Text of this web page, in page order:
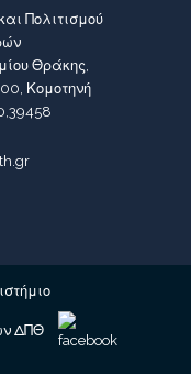
Πολιτισμού
Θράκης,
Κομοτηνή
ΔΠΘ